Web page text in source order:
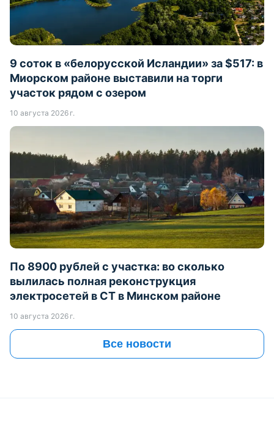
9 соток в «белорусской Исландии» за $517: в
Миорском районе выставили на торги
участок рядом с озером
10 августа 2026 г.
По 8900 рублей с участка: во сколько
вылилась полная реконструкция
электросетей в СТ в Минском районе
10 августа 2026 г.
Все новости